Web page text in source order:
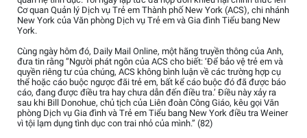
Cơ quan Quản lý Dịch vụ Trẻ em Thành phố New York (ACS), chi nhánh
New York của Văn phòng Dịch vụ Trẻ em và Gia đình Tiểu bang New
York.
Cùng ngày hôm đó, Daily Mail Online, một hãng truyền thông của Anh,
đưa tin rằng “Người phát ngôn của ACS cho biết: ‘Để bảo vệ trẻ em và
quyền riêng tư của chúng, ACS không bình luận về các trường hợp cụ
thể hoặc cáo buộc ngược đãi trẻ em, bất kể cáo buộc đó đã được báo
cáo, đang được điều tra hay chưa dẫn đến điều tra.’ Điều này xảy ra
sau khi Bill Donohue, chủ tịch của Liên đoàn Công Giáo, kêu gọi Văn
phòng Dịch vụ Gia đình và Trẻ em Tiểu bang New York điều tra Weiner
vì tội lạm dụng tình dục con trai nhỏ của mình.” (82)